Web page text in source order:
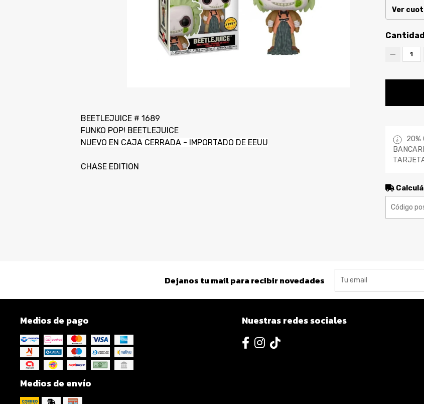
BEETLEJUICE # 1689
FUNKO POP! BEETLEJUICE
NUEVO EN CAJA CERRADA - IMPORTADO DE EEUU
CHASE EDITION
Ver
Cantidad
1
20%
Calculá
Dejanos tu mail para recibir novedades
Medios de pago
Medios de envío
Nuestras redes sociales